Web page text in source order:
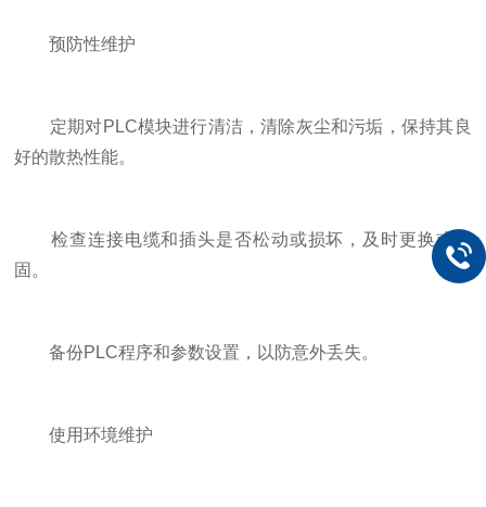
预防性维护
定期对PLC模块进行清洁，清除灰尘和污垢，保持其良
好的散热性能。
检查连接电缆和插头是否松动或损坏，及时更换或紧
固。
备份PLC程序和参数设置，以防意外丢失。
使用环境维护